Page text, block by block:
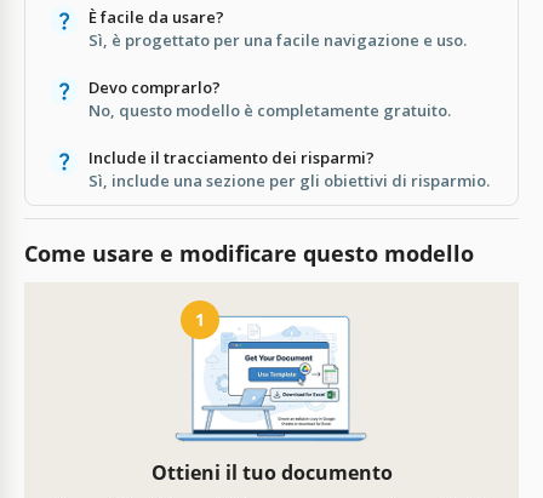
È facile da usare?
Sì, è progettato per una facile navigazione e uso.
Devo comprarlo?
No, questo modello è completamente gratuito.
Include il tracciamento dei risparmi?
Sì, include una sezione per gli obiettivi di risparmio.
Come usare e modificare questo modello
1
Ottieni il tuo documento